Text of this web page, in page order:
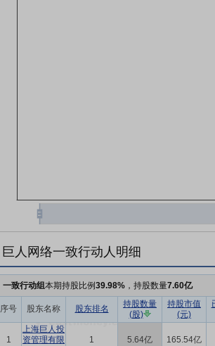
巨人网络一致行动人明细
一致行动组本期持股比例39.98% ，持股数量7.60亿
序号 股东名称 股东排名
持股数量
(股)
持股市值
(元)
1
上海巨人投
资管理有限
1 5.64亿 165.54亿